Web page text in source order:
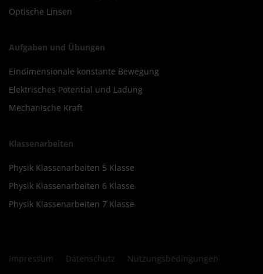
Optische Linsen
Aufgaben und Übungen
Eindimensionale konstante Bewegung
Elektrisches Potential und Ladung
Mechanische Kraft
Klassenarbeiten
Physik Klassenarbeiten 5 Klasse
Physik Klassenarbeiten 6 Klasse
Physik Klassenarbeiten 7 Klasse
Impressum Datenschutz Nutzungsbedingungen